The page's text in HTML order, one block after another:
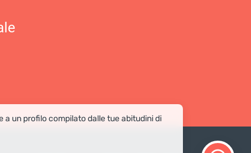
a un profilo compilato dalle tue abitudini di